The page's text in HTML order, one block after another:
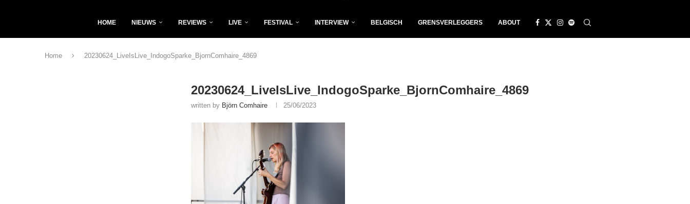
HOME NIEUWS REVIEWS LIVE FESTIVAL INTERVIEW BELGISCH GRENSVERLEGGERS ABOUT
Home 20230624_LiveIsLive_IndogoSparke_BjornComhaire_4869
20230624_LiveIsLive_IndogoSparke_BjornComhaire_4869
written by Björn Comhaire 25/06/2023